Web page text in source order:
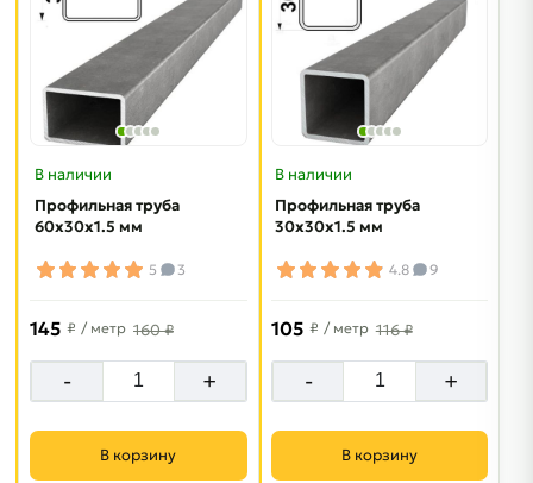
В наличии
Профильная труба
60х30х1.5 мм
5 3
145 ₽ / метр 160 ₽
- +
В корзину
В наличии
Профильная труба
30х30х1.5 мм
4.8 9
105 ₽ / метр 116 ₽
- +
В корзину